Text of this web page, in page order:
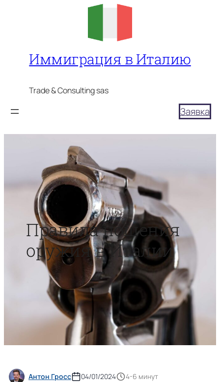
Иммиграция в Италию
Trade & Consulting sas
Заявка
Правила ношения
оружия в Италии
Антон Гросс 04/01/2024 4-6 минут